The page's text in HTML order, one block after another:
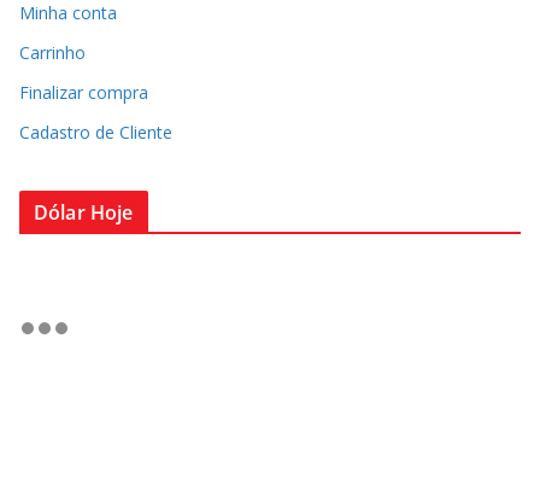
Minha conta
Carrinho
Finalizar compra
Cadastro de Cliente
Dólar Hoje